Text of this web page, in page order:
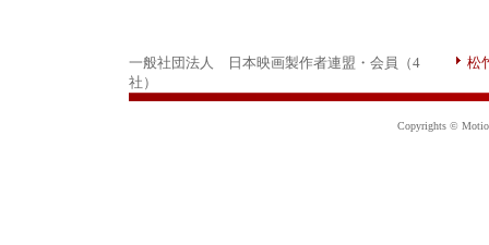
一般社団法人 日本映画製作者連盟・会員（4
社）
松
Copyrights ©